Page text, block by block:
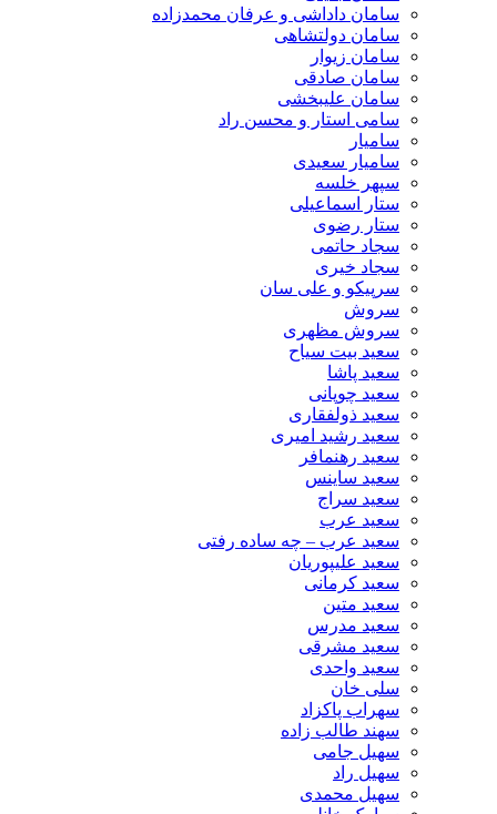
سامان داداشی و عرفان محمدزاده
سامان دولتشاهی
سامان زیوار
سامان صادقی
سامان علیبخشی
سامی استار و محسن راد
سامیار
سامیار سعیدی
سپهر خلسه
ستار اسماعیلی
ستار رضوی
سجاد حاتمی
سجاد خیری
سرپیکو و علی سان
سروش
سروش مظهری
سعید بیت سیاح
سعید پاشا
سعید چوپانی
سعید ذولفقاری
سعید رشید امیری
سعید رهنمافر
سعید ساینس
سعید سراج
سعید عرب
سعید عرب – چه ساده رفتی
سعید علیپوریان
سعید کرمانی
سعید متین
سعید مدرس
سعید مشرقی
سعید واحدی
سلی خان
سهراب پاکزاد
سهند طالب زاده
سهیل جامی
سهیل راد
سهیل محمدی